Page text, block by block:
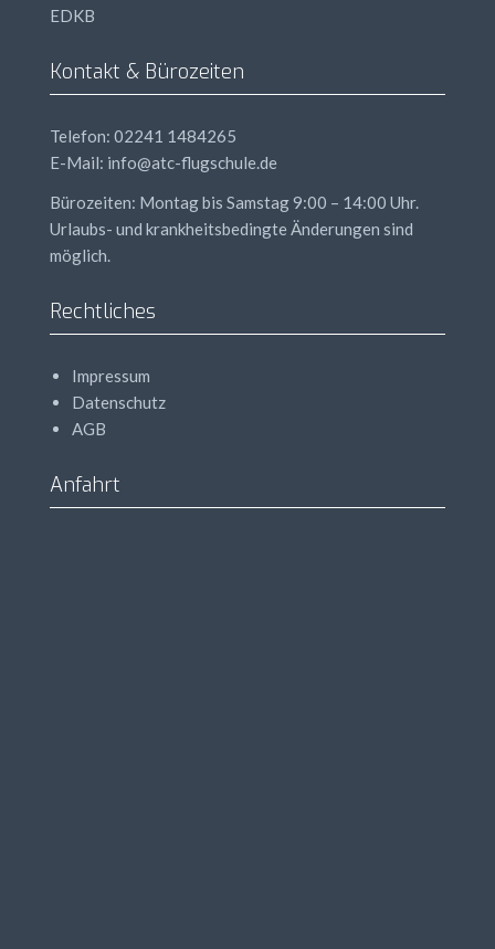
EDKB
Kontakt & Bürozeiten
Telefon: 02241 1484265
E-Mail: info@atc-flugschule.de
Bürozeiten: Montag bis Samstag 9:00 – 14:00 Uhr.
Urlaubs- und krankheitsbedingte Änderungen sind
möglich.
Rechtliches
Impressum
Datenschutz
AGB
Anfahrt